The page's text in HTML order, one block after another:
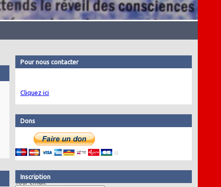
Pour nous contacter
Cliquez ici
Dons
Inscription
Your email: